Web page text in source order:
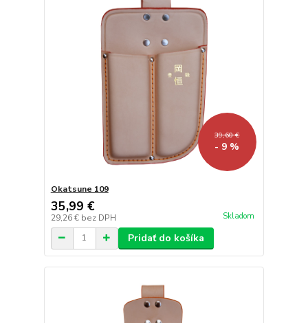
39,60 €
- 9 %
Okatsune 109
35,99 €
29,26 € bez DPH Skladom
Pridať do košíka